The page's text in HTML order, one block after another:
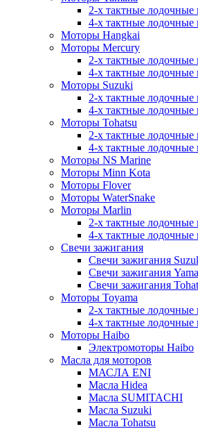
2-х тактные лодочные
4-х тактные лодочные
Моторы Hangkai
Моторы Mercury
2-х тактные
4-х тактные
Моторы Suzuki
2-х тактные
4-х тактные лодочные
Моторы Tohatsu
2-х тактные лодочные
4-х тактные лодочные
Моторы NS Marine
Моторы Minn Kota
Моторы Flover
Моторы WaterSnake
Моторы Marlin
2-х тактные
4-х тактные
Свечи зажигания
Свечи зажигания
Свечи зажигания
Свечи зажигания
Моторы Toyama
2-х тактные лодочные
4-х тактные лодочные
Моторы Haibo
Электромоторы Haibo
Масла для моторов
МАСЛА ENI
Масла Hidea
Масла SUMITACHI
Масла Suzuki
Масла Tohatsu